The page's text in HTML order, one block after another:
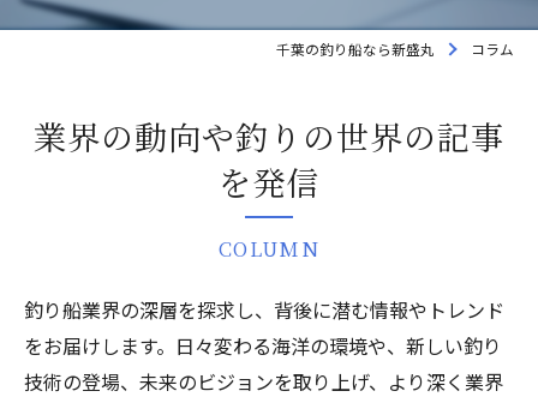
千葉の釣り船なら新盛丸 コラム
業界の動向や釣りの世界の記事
を発信
COLUMN
釣り船業界の深層を探求し、背後に潜む情報やトレンド
をお届けします。日々変わる海洋の環境や、新しい釣り
技術の登場、未来のビジョンを取り上げ、より深く業界